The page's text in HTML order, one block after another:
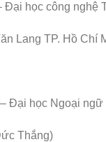
học công nghệ
Lang TP. Hồ Chí
Đại học Ngoại
Thắng)